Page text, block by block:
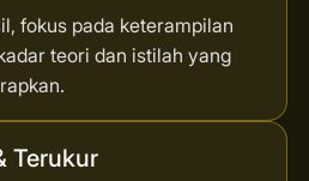
fokus pada keterampilan
teori dan istilah yang
Terukur